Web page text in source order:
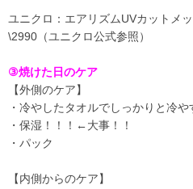
ユニクロ：エアリズムUVカットメ
\2990（ユニクロ公式参照）
③焼けた日のケア
【外側のケア】
・冷やしたタオルでしっかりと冷や
・保湿！！！←大事！！
・パック
【内側からのケア】